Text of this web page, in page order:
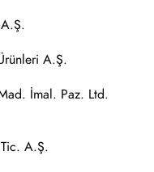
A.Ş.
İmal. Paz. Ltd.
A.Ş.